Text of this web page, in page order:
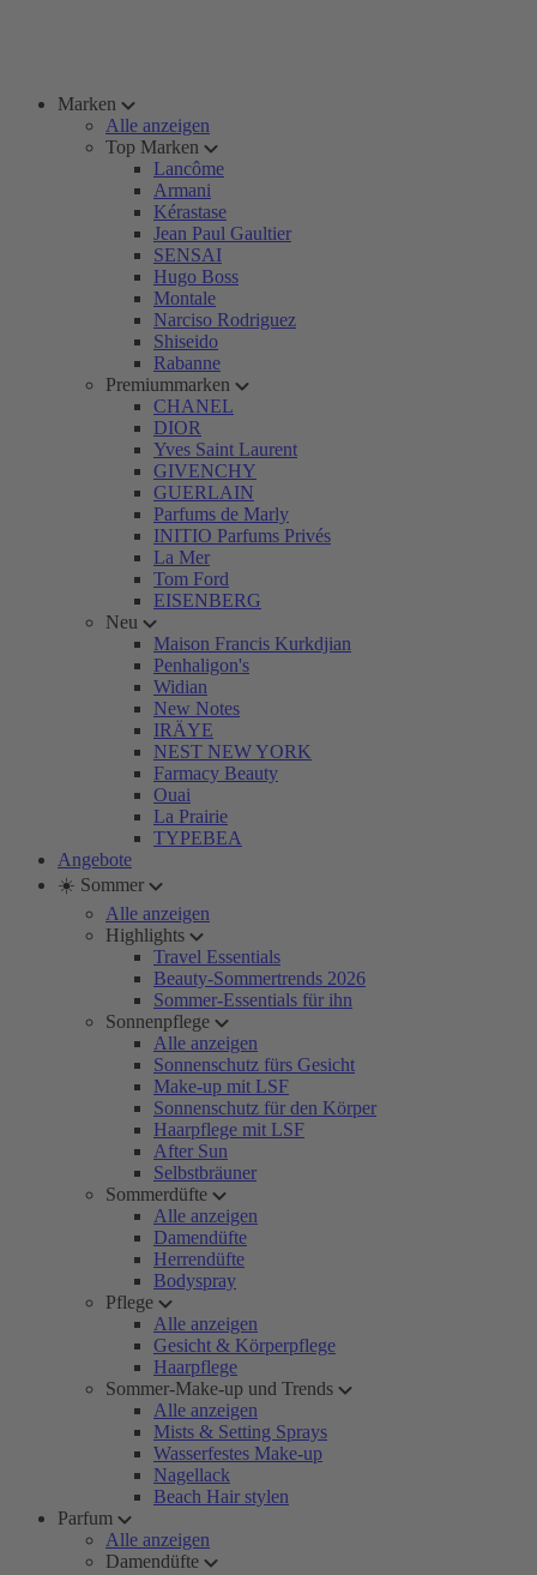
Marken
Alle anzeigen
Top Marken
Lancôme
Armani
Kérastase
Jean Paul Gaultier
SENSAI
Hugo Boss
Montale
Narciso Rodriguez
Shiseido
Rabanne
Premiummarken
CHANEL
DIOR
Yves Saint Laurent
GIVENCHY
GUERLAIN
Parfums de Marly
INITIO Parfums Privés
La Mer
Tom Ford
EISENBERG
Neu
Maison Francis Kurkdjian
Penhaligon's
Widian
New Notes
IRÄYE
NEST NEW YORK
Farmacy Beauty
Ouai
La Prairie
TYPEBEA
Angebote
☀️ Sommer
Alle anzeigen
Highlights
Travel Essentials
Beauty-Sommertrends 2026
Sommer-Essentials für ihn
Sonnenpflege
Alle anzeigen
Sonnenschutz fürs Gesicht
Make-up mit LSF
Sonnenschutz für den Körper
Haarpflege mit LSF
After Sun
Selbstbräuner
Sommerdüfte
Alle anzeigen
Damendüfte
Herrendüfte
Bodyspray
Pflege
Alle anzeigen
Gesicht & Körperpflege
Haarpflege
Sommer-Make-up und Trends
Alle anzeigen
Mists & Setting Sprays
Wasserfestes Make-up
Nagellack
Beach Hair stylen
Parfum
Alle anzeigen
Damendüfte